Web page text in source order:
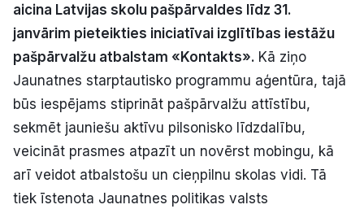
Reklāma
Politiskā reklāma
Par mums
Kontakti
Ziņo redakcijai
aicina Latvijas skolu pašpārvaldes līdz 31.
janvārim pieteikties iniciatīvai izglītības iestāžu
pašpārvalžu atbalstam «Kontakts». Kā ziņo
Jaunatnes starptautisko programmu aģentūra, tajā
būs iespējams stiprināt pašpārvalžu attīstību,
sekmēt jauniešu aktīvu pilsonisko līdzdalību,
veicināt prasmes atpazīt un novērst mobingu, kā
arī veidot atbalstošu un cieņpilnu skolas vidi. Tā
tiek īstenota Jaunatnes politikas valsts